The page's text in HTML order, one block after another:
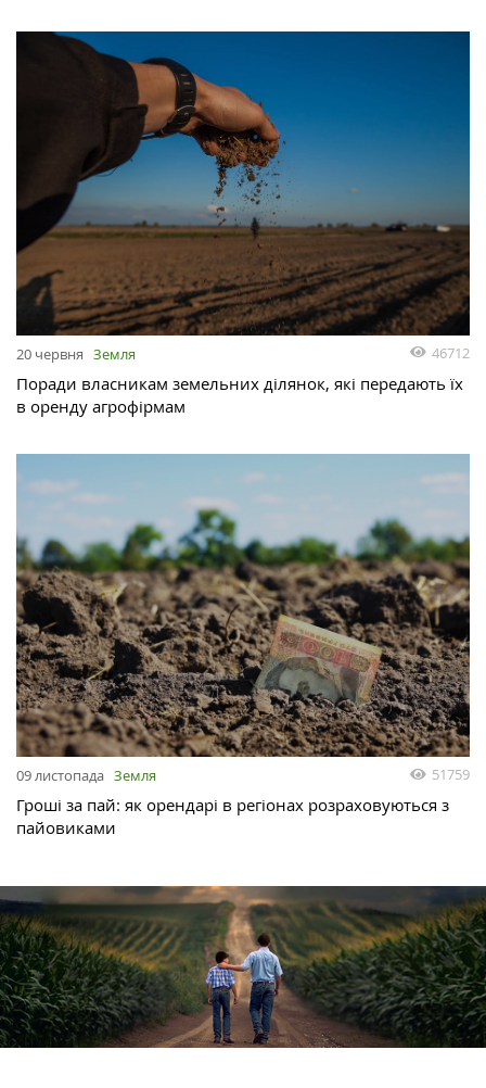
20 червня Земля 46712
Поради власникам земельних ділянок, які передають їх
в оренду агрофірмам
09 листопада Земля 51759
Гроші за пай: як орендарі в регіонах розраховуються з
пайовиками